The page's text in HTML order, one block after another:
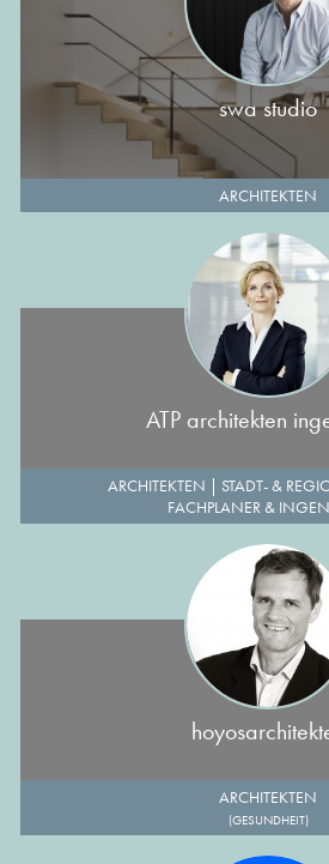
swa studio
ARCHITEKTEN
ATP architekten
ARCHITEKTEN | STADT- &
FACHPLANER &
ARCHITEKTEN
(GESUNDHEIT)